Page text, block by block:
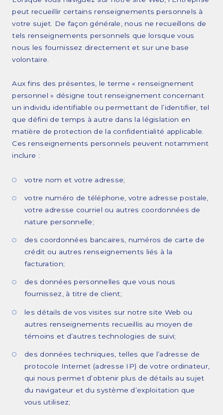
peut recueillir certains renseignements personnels à
votre sujet. De façon générale, nous ne recueillons de
tels renseignements personnels que lorsque vous
nous les fournissez directement et sur une base
volontaire.
Aux fins des présentes, le terme « renseignement
personnel » désigne tout renseignement concernant
un individu identifiable ou permettant de l’identifier, tel
que défini de temps à autre dans la législation en
matière de protection de la confidentialité applicable.
Ces renseignements personnels peuvent notamment
inclure :
votre nom et votre adresse;
votre numéro de téléphone, votre adresse postale,
votre adresse courriel ou autres coordonnées de
nature personnelle;
des coordonnées bancaires, numéros de carte de
crédit ou autres renseignements liés à la
facturation;
des données personnelles que vous nous
fournissez, à titre de client;
les détails de vos visites sur notre site Web ou
autres renseignements recueillis au moyen de
témoins et d’autres technologies de suivi;
des données techniques, telles que l’adresse de
protocole Internet (adresse IP) de votre ordinateur,
qui nous permet d’obtenir plus de détails au sujet
du navigateur et du système d’exploitation que
vous utilisez;